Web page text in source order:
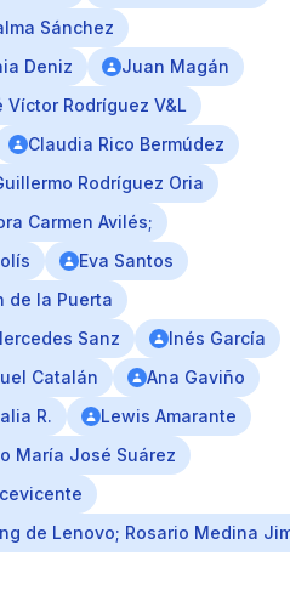
Sánchez
Deniz
Juan Magán
Víctor Rodríguez V&L
Claudia Rico Bermúdez
Rodríguez Oria
Carmen Avilés;
Eva Santos
de la Puerta
Sanz
Inés García
Catalán
Ana Gaviño
R.
Lewis Amarante
María José Suárez
de Lenovo; Rosario Medina